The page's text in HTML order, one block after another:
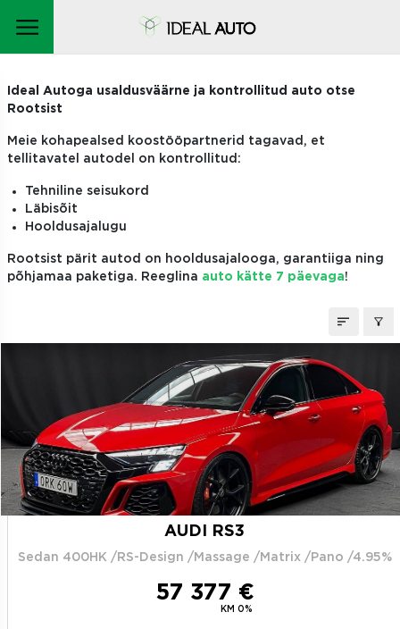
TELLITAVAD AUTOD
Ideal Autoga usaldusväärne ja kontrollitud auto otse
Rootsist
Meie kohapealsed koostööpartnerid tagavad, et
tellitavatel autodel on kontrollitud:
Tehniline seisukord
Läbisõit
Hooldusajalugu
Rootsist pärit autod on hooldusajalooga, garantiiga ning
põhjamaa paketiga. Reeglina auto kätte 7 päevaga!
AUDI RS3
Sedan 400HK /RS-Design /Massage /Matrix /Pano /4.95%
57 377 €
KM 0%